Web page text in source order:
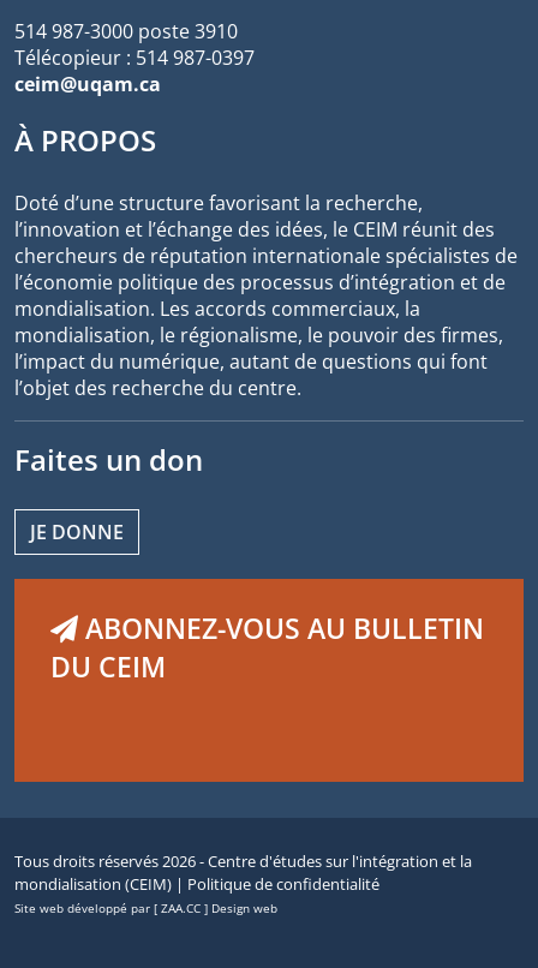
514 987-3000 poste 3910
Télécopieur : 514 987-0397
ceim@uqam.ca
À PROPOS
Doté d’une structure favorisant la recherche,
l’innovation et l’échange des idées, le CEIM réunit des
chercheurs de réputation internationale spécialistes de
l’économie politique des processus d’intégration et de
mondialisation. Les accords commerciaux, la
mondialisation, le régionalisme, le pouvoir des firmes,
l’impact du numérique, autant de questions qui font
l’objet des recherche du centre.
Faites un don
JE DONNE
ABONNEZ-VOUS AU BULLETIN
DU CEIM
Tous droits réservés 2026 - Centre d'études sur l'intégration et la
mondialisation (CEIM) | Politique de confidentialité
Site web développé par [ ZAA.CC ] Design web